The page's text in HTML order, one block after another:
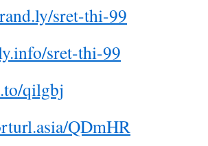
sret-thi-99
sret-thi-99
qilgbj
QDmHR